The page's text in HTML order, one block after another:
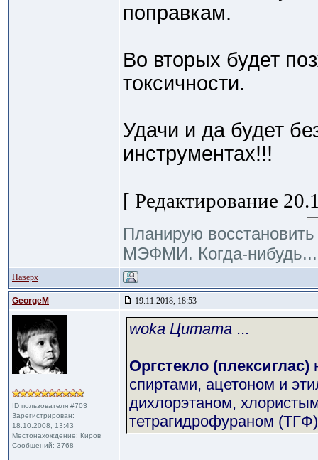
поправкам.
Во вторых будет
токсичности.
Удачи и да будет
инструментах!!!
[ Редактирование
Планирую
МЭФМИ. Когда-
Наверх
GeorgeM 19.11.2018, 18:53
ID пользователя #703
Зарегистрирован:
18.10.2008, 13:43
Местонахождение: Киров
Сообщений: 3768
woka Цитата ...
Оргстекло (плексиглас)
спиртами, ацетоном и
дихлорэтаном,
тетрагидрофураном